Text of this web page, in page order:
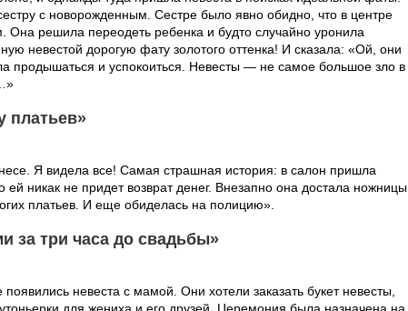
с новорожденным. Сестре было явно обидно, что в центре
решила переодеть ребенка и будто случайно уронила
невестой дорогую фату золотого оттенка! И сказала: «Ой, они
продышаться и успокоиться. Невесты — не самое большое зло в
платьев»
Я видела все! Самая страшная история: в салон пришла
ей никак не придет возврат денег. Внезапно она достала ножницы
платьев. И еще обиделась на полицию».
за три часа до свадьбы»
невеста с мамой. Они хотели заказать букет невесты,